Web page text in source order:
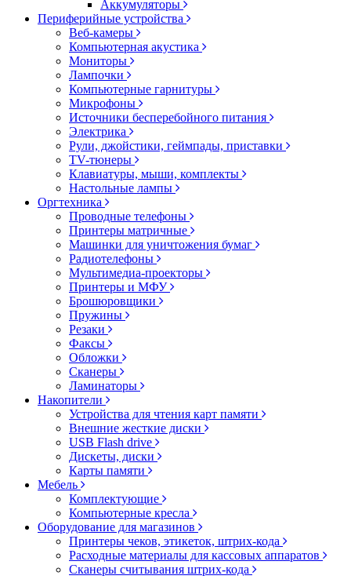
Аккумуляторы
Периферийные устройства
Веб-камеры
Компьютерная акустика
Мониторы
Лампочки
Компьютерные гарнитуры
Микрофоны
Источники бесперебойного питания
Электрика
Рули, джойстики, геймпады, приставки
TV-тюнеры
Клавиатуры, мыши, комплекты
Настольные лампы
Оргтехника
Проводные телефоны
Принтеры матричные
Машинки для уничтожения бумаг
Радиотелефоны
Мультимедиа-проекторы
Принтеры и МФУ
Брошюровщики
Пружины
Резаки
Факсы
Обложки
Сканеры
Ламинаторы
Накопители
Устройства для чтения карт памяти
Внешние жесткие диски
USB Flash drive
Дискеты, диски
Карты памяти
Мебель
Комплектующие
Компьютерные кресла
Оборудование для магазинов
Принтеры чеков, этикеток, штрих-кода
Расходные материалы для кассовых аппаратов
Сканеры считывания штрих-кода